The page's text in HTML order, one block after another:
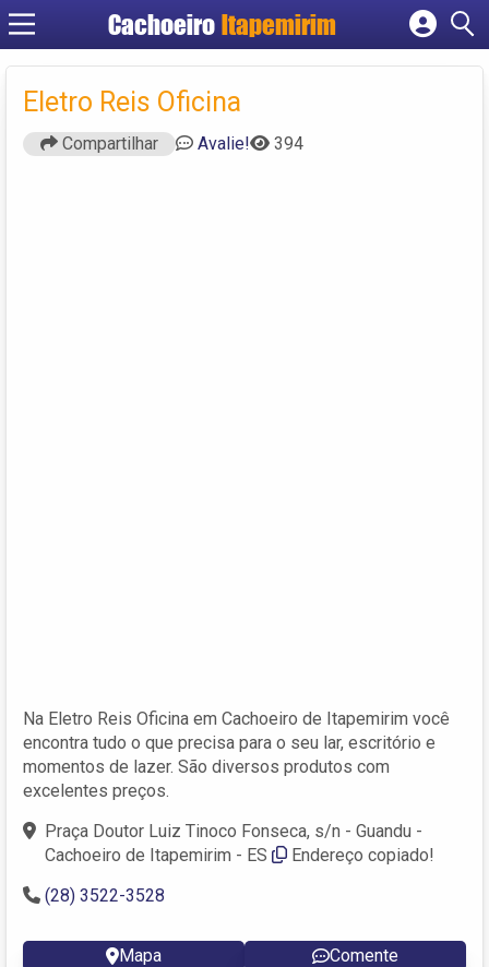
Cachoeiro Itapemirim
Cadastrar empresa
Criar conta
Eletro Reis Oficina
Compartilhar Avalie! 394
Na Eletro Reis Oficina em Cachoeiro de Itapemirim você
encontra tudo o que precisa para o seu lar, escritório e
momentos de lazer. São diversos produtos com
excelentes preços.
Praça Doutor Luiz Tinoco Fonseca, s/n - Guandu -
Cachoeiro de Itapemirim - ES
Endereço copiado!
(28) 3522-3528
Mapa Comente